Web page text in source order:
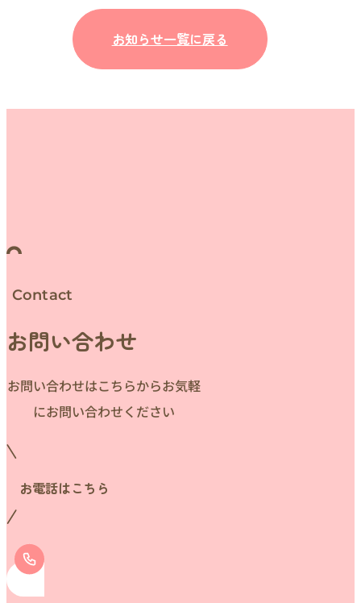
お知らせ一覧に戻る
Contact
お問い合わせ
お問い合わせはこちらからお気軽
にお問い合わせください
お電話はこちら